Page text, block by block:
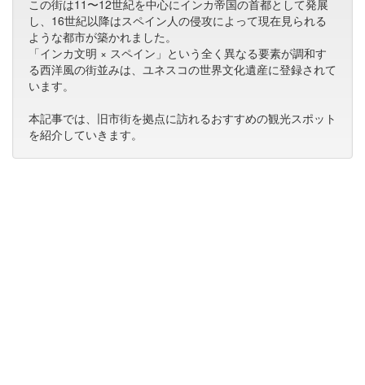
この街は11〜12世紀を中心にインカ帝国の首都として発展
し、16世紀以降はスペイン人の侵攻によって現在見られる
ような都市が築かれました。
「インカ文明 × スペイン」という全く異なる要素が調和す
る西洋風の街並みは、ユネスコの世界文化遺産に登録されて
います。
本記事では、旧市街を拠点に訪れるおすすめの観光スポット
を紹介していきます。